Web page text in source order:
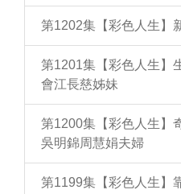
第1202集【彩色人生】
第1201集【彩色人生】
會江長慈姊妹
第1200集【彩色人生】
吳明錦周慧娟夫婦
第1199集【彩色人生】